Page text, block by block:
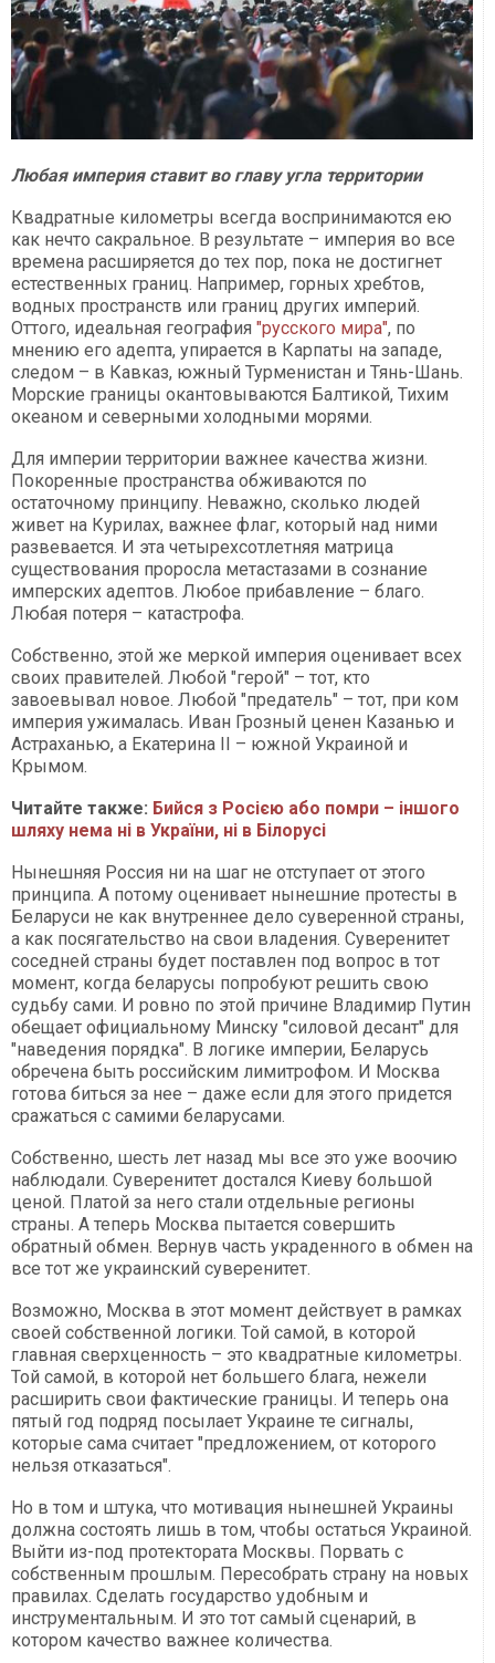
Любая империя ставит во главу угла территории
Квадратные километры всегда воспринимаются ею
как нечто сакральное. В результате – империя во все
времена расширяется до тех пор, пока не достигнет
естественных границ. Например, горных хребтов,
водных пространств или границ других империй.
Оттого, идеальная география "русского мира", по
мнению его адепта, упирается в Карпаты на западе,
следом – в Кавказ, южный Турменистан и Тянь-Шань.
Морские границы окантовываются Балтикой, Тихим
океаном и северными холодными морями.
Для империи территории важнее качества жизни.
Покоренные пространства обживаются по
остаточному принципу. Неважно, сколько людей
живет на Курилах, важнее флаг, который над ними
развевается. И эта четырехсотлетняя матрица
существования проросла метастазами в сознание
имперских адептов. Любое прибавление – благо.
Любая потеря – катастрофа.
Собственно, этой же меркой империя оценивает всех
своих правителей. Любой "герой" – тот, кто
завоевывал новое. Любой "предатель" – тот, при ком
империя ужималась. Иван Грозный ценен Казанью и
Астраханью, а Екатерина ІІ – южной Украиной и
Крымом.
Читайте также: Бийся з Росією або помри – іншого
шляху нема ні в України, ні в Білорусі
Нынешняя Россия ни на шаг не отступает от этого
принципа. А потому оценивает нынешние протесты в
Беларуси не как внутреннее дело суверенной страны,
а как посягательство на свои владения. Суверенитет
соседней страны будет поставлен под вопрос в тот
момент, когда беларусы попробуют решить свою
судьбу сами. И ровно по этой причине Владимир Путин
обещает официальному Минску "силовой десант" для
"наведения порядка". В логике империи, Беларусь
обречена быть российским лимитрофом. И Москва
готова биться за нее – даже если для этого придется
сражаться с самими беларусами.
Собственно, шесть лет назад мы все это уже воочию
наблюдали. Суверенитет достался Киеву большой
ценой. Платой за него стали отдельные регионы
страны. А теперь Москва пытается совершить
обратный обмен. Вернув часть украденного в обмен на
все тот же украинский суверенитет.
Возможно, Москва в этот момент действует в рамках
своей собственной логики. Той самой, в которой
главная сверхценность – это квадратные километры.
Той самой, в которой нет большего блага, нежели
расширить свои фактические границы. И теперь она
пятый год подряд посылает Украине те сигналы,
которые сама считает "предложением, от которого
нельзя отказаться".
Но в том и штука, что мотивация нынешней Украины
должна состоять лишь в том, чтобы остаться Украиной.
Выйти из-под протектората Москвы. Порвать с
собственным прошлым. Пересобрать страну на новых
правилах. Сделать государство удобным и
инструментальным. И это тот самый сценарий, в
котором качество важнее количества.